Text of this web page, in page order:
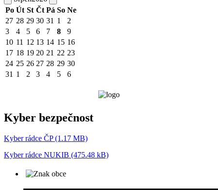
Po Út St Čt Pá So Ne
27 28 29 30 31 1
2
3
4 5 6 7 8
9
10 11 12 13 14 15 16
17 18 19 20 21 22 23
24 25 26 27 28 29 30
31 1 2 3 4 5 6
Kyber bezpečnost
Kyber rádce ČP (1.17 MB)
Kyber rádce NUKIB (475.48 kB)